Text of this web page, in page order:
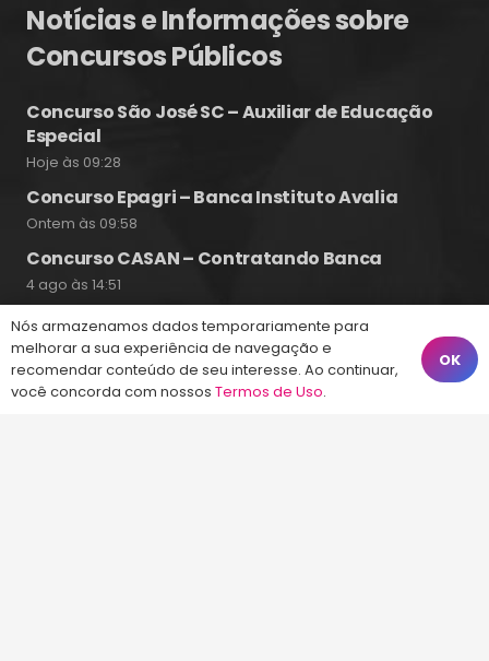
Notícias e Informações sobre
Concursos Públicos
Concurso São José SC – Auxiliar de Educação
Especial
Hoje às 09:28
Concurso Epagri – Banca Instituto Avalia
Ontem às 09:58
Concurso CASAN – Contratando Banca
4 ago às 14:51
Fale Conosco
Nós armazenamos dados temporariamente para
melhorar a sua experiência de navegação e
recomendar conteúdo de seu interesse. Ao continuar,
você concorda com nossos Termos de Uso.
OK